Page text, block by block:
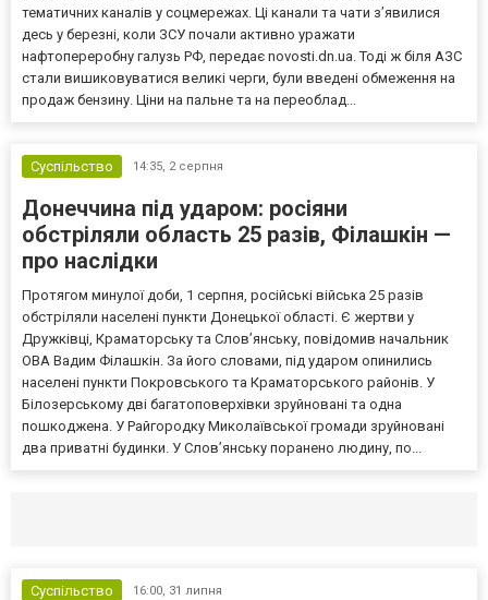
тематичних каналів у соцмережах. Ці канали та чати з’явилися
десь у березні, коли ЗСУ почали активно уражати
нафтопереробну галузь РФ, передає novosti.dn.ua. Тоді ж біля АЗС
стали вишиковуватися великі черги, були введені обмеження на
продаж бензину. Ціни на пальне та на переоблад...
Суспільство 14:35, 2 серпня
Донеччина під ударом: росіяни
обстріляли область 25 разів, Філашкін —
про наслідки
Протягом минулої доби, 1 серпня, російські війська 25 разів
обстріляли населені пункти Донецької області. Є жертви у
Дружківці, Краматорську та Слов’янську, повідомив начальник
ОВА Вадим Філашкін. За його словами, під ударом опинились
населені пункти Покровського та Краматорського районів. У
Білозерському дві багатоповерхівки зруйновані та одна
пошкоджена. У Райгородку Миколаївської громади зруйновані
два приватні будинки. У Слов’янську поранено людину, по...
Суспільство 16:00, 31 липня